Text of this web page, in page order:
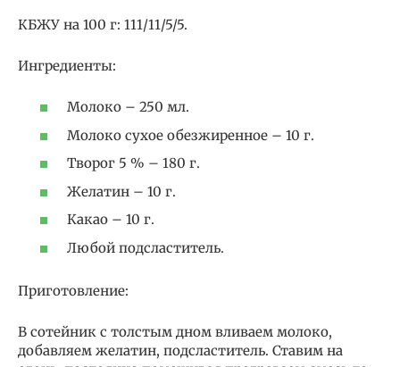
КБЖУ на 100 г: 111/11/5/5.
Ингредиенты:
Молоко – 250 мл.
Молоко сухое обезжиренное – 10 г.
Творог 5 % – 180 г.
Желатин – 10 г.
Какао – 10 г.
Любой подсластитель.
Приготовление:
В сотейник с толстым дном вливаем молоко,
добавляем желатин, подсластитель. Ставим на